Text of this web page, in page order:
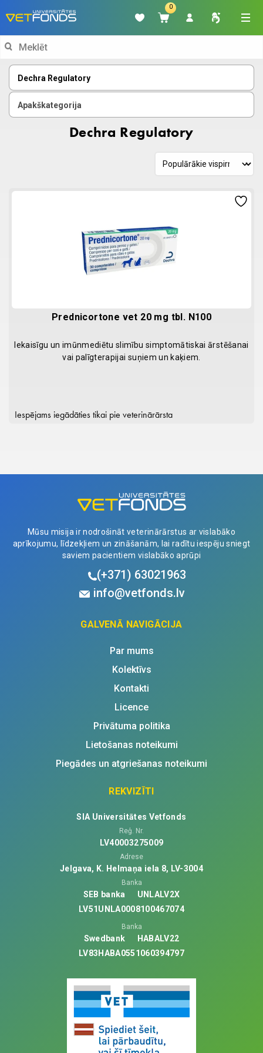
0
Search
Dechra Regulatory
Apakškategorija
Dechra Regulatory
Prednicortone vet 20 mg tbl. N100
Iekaisīgu un imūnmediētu slimību simptomātiskai ārstēšanai
vai palīgterapijai suņiem un kaķiem.
Iespējams iegādāties tikai pie veterinārārsta
Mūsu misija ir nodrošināt veterinārārstus ar vislabāko
aprīkojumu, līdzekļiem un zināšanām, lai radītu iespēju sniegt
saviem pacientiem vislabāko aprūpi
(+371) 63021963
info@vetfonds.lv
GALVENĀ NAVIGĀCIJA
Par mums
Kolektīvs
Kontakti
Licence
Privātuma politika
Lietošanas noteikumi
Piegādes un atgriešanas noteikumi
REKVIZĪTI
SIA Universitātes Vetfonds
Reģ. Nr.
LV40003275009
Adrese
Jelgava, K. Helmaņa iela 8, LV-3004
Banka
SEB banka
UNLALV2X
LV51UNLA0008100467074
Banka
Swedbank
HABALV22
LV83HABA0551060394797